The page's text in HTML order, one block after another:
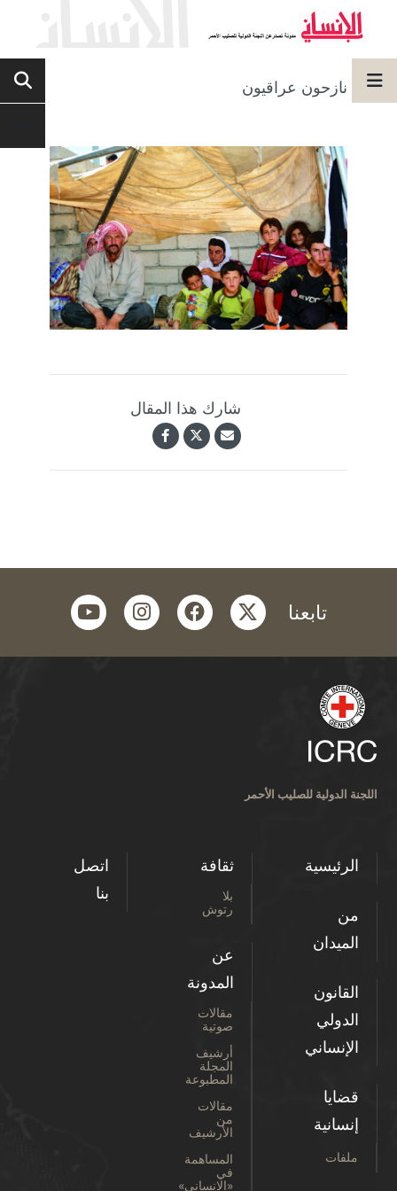
نازحون عراقيون
شارك هذا المقال
تابعنا twitter
facebook
instagram
youtube
اللجنة الدولية للصليب الأحمر
الرئيسية
من
الميدان
القانون
الدولي
الإنساني
قضايا
إنسانية
ملفات
ثقافة
بلا
رتوش
عن
المدونة
مقالات
صوتية
أرشيف
المجلة
المطبوعة
مقالات
من
الأرشيف
المساهمة
في
«الإنساني»
اتصل
بنا